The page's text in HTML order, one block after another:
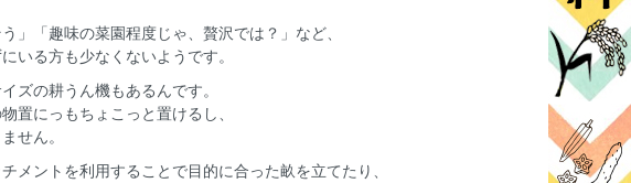
」「趣味の菜園程度じゃ、贅沢では？」など、
いる方も少なくないようです。
ズの耕うん機もあるんです。
置にっもちょこっと置けるし、
せん。
メントを利用することで目的に合った畝を立てたり、